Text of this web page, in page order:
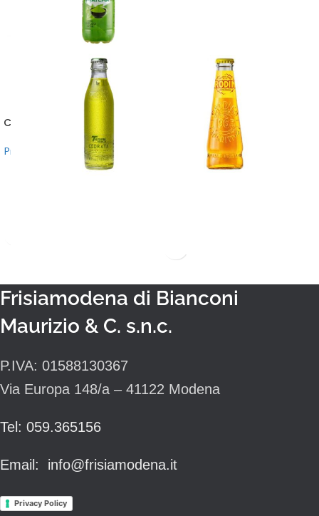
CARTA FORNO
Prodotti per casa e cucina
5,00€
ACQUA DISTILLATA 5 L
Prodotti per casa e cucina
Prodotti per pulizia e igiene
Frisiamodena di Bianconi
Maurizio & C. s.n.c.
P.IVA: 01588130367
Via Europa 148/a – 41122 Modena
Tel: 059.365156
Email: info@frisiamodena.it
Privacy Policy